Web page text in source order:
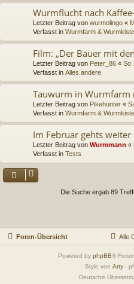
Wurmflucht nach
Letzter Beitrag von wurmolingo «
Verfasst in Wurmfarm &
Film: „Der Bauer mit
Letzter Beitrag von Peter_86 « So
Verfasst in Alles andere
Tauwurm in Wurmfarm
Letzter Beitrag von Pikehunter «
Verfasst in Wurmfarm &
Im Februar gehts weiter
Letzter Beitrag von Wurmmann «
Verfasst in Tests
Die Suche ergab 89
Foren-Übersicht Alle
Powered by phpBB®
Style von Arty -
Deutsche